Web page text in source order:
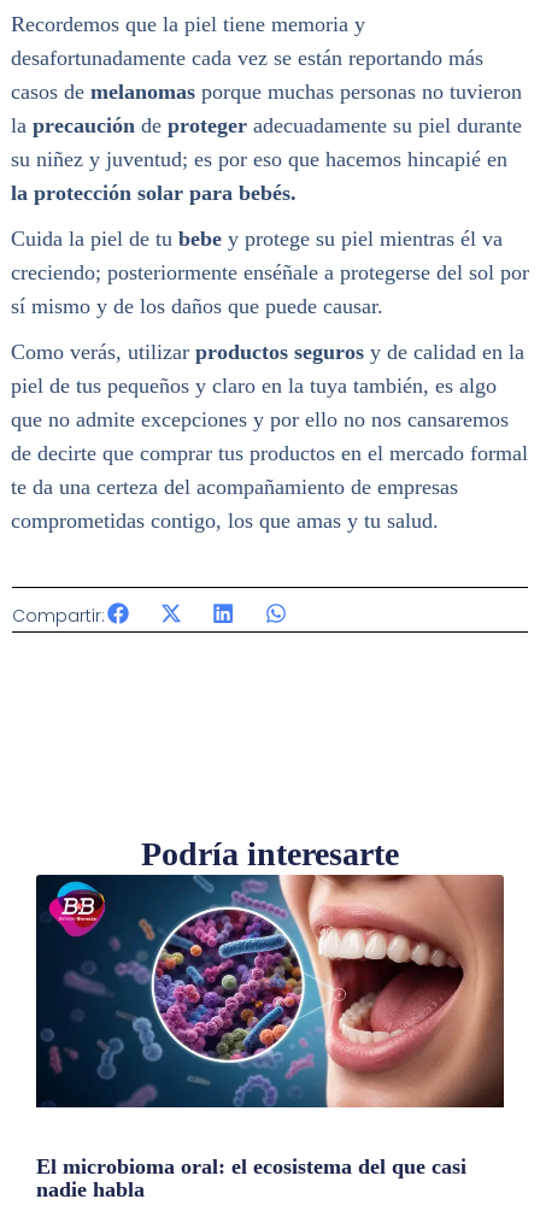
Recordemos que la piel tiene memoria y
desafortunadamente cada vez se están reportando más
casos de melanomasporque muchas personas no tuvieron
la precaución de protegeradecuadamente su piel durante
su niñez y juventud; es por eso que hacemos hincapié en
la protección solar para bebés.
Cuida la piel de tu bebey protege su piel mientras él va
creciendo; posteriormente enséñale a protegerse del sol por
sí mismo y de los daños que puede causar.
Como verás, utilizar productos segurosy de calidad en la
piel de tus pequeños y claro en la tuya también, es algo
que no admite excepciones y por ello no nos cansaremos
de decirte que comprar tus productos en el mercado formal
te da una certeza del acompañamiento de empresas
comprometidas contigo, los que amas y tu salud.
Compartir:
Podría interesarte
El microbioma oral: el ecosistema del que casi
nadie habla